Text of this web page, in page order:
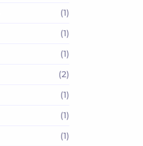
(1)
(1)
(1)
(2)
(1)
(1)
(1)